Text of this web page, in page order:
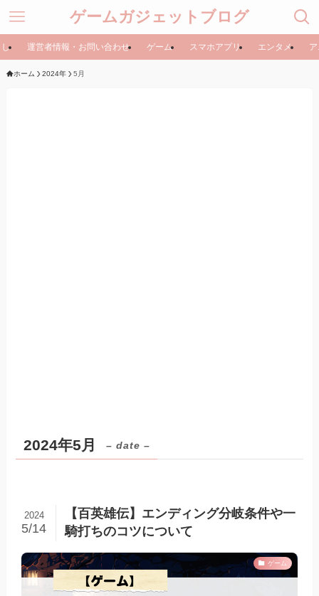
ゲームガジェットブログ
運営者情報・お問い合わせ ゲーム スマホアプリ エンタメ
ホーム 2024年 5月
2024年5月 – date –
【百英雄伝】エンディング分岐条件や一
騎打ちのコツについて
2024
5/14
ゲーム